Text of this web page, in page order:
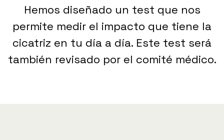
Hemos diseñado un test que nos
permite medir el impacto que tiene la
cicatriz en tu día a día. Este test será
también revisado por el comité médico.